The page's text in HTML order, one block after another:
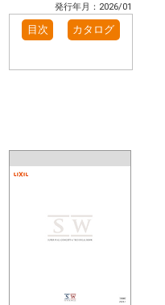
発行年月：2026/01
目次 カタログ